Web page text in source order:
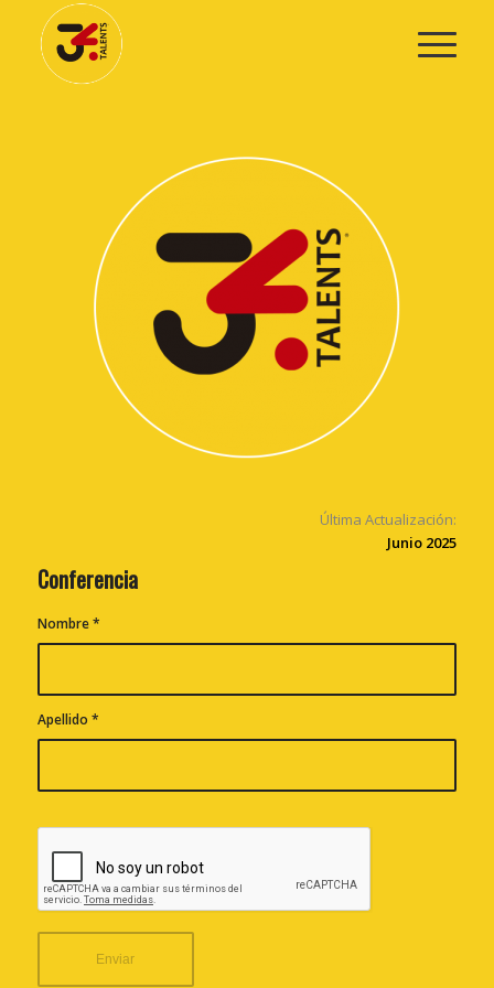
Última Actualización:
Junio 2025
Conferencia
Nombre*
Apellido *